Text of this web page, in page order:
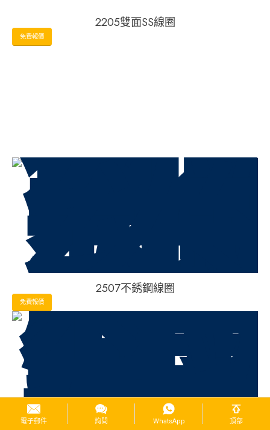
2205雙面SS線圈
免費報價
2507不銹鋼線圈
免費報價
電子郵件 詢問 WhatsApp 頂部